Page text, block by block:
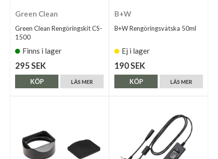
Green Clean
Green Clean Rengöringskit CS-
1500
Finns i lager
295 SEK
LÄS MER
KÖP
B+W
B+W Rengöringsvätska 50ml
Ej i lager
190 SEK
LÄS MER
KÖP